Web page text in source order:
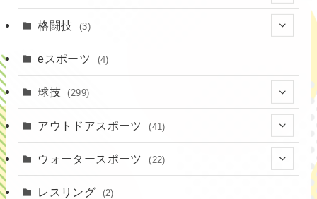
(16)
(37)
(18)
格闘技 (3)
(3)
eスポーツ (4)
球技 (299)
(20)
(14)
アウトドアスポーツ (41)
(4)
(8)
ウォータースポーツ (22)
(7)
レスリング (2)